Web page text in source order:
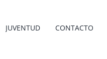
JUVENTUD CONTACTO